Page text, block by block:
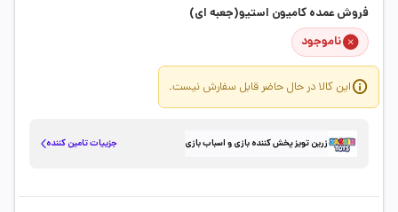
فروش عمده کامیون استیو(جعبه ای)
ناموجود
این کالا در حال حاضر قابل سفارش نیست.
زرین تویز پخش کننده بازی و اسباب بازی جزییات تامین کننده